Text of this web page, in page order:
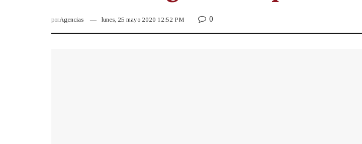
porAgencias lunes, 25 mayo 2020 12:52 PM 0